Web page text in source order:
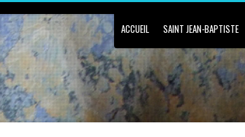
ACCUEIL SAINT JEAN-BAPTISTE